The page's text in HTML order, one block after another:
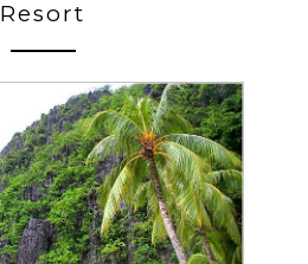
Resort